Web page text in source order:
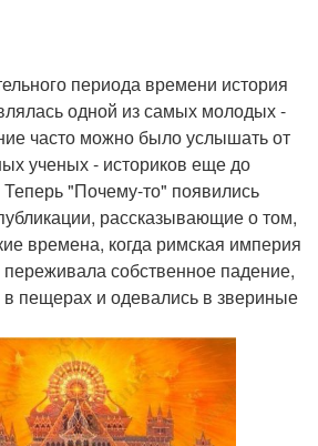
периода времени история
одной из самых молодых -
часто можно было услышать от
ученых - историков еще до
"Почему-то" появились
рассказывающие о том,
времена, когда римская империя
собственное падение,
пещерах и одевались в звериные